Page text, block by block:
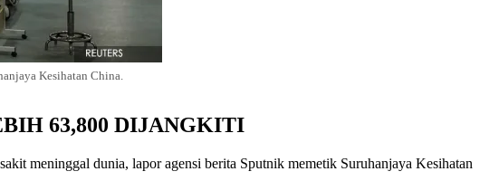
Kesihatan China.
63,800 DIJANGKITI
meninggal dunia, lapor agensi berita Sputnik memetik Suruhanjaya Kesihatan